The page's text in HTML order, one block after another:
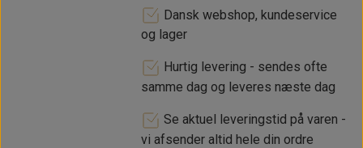
Dansk webshop, kundeservice
og lager
Hurtig levering - sendes ofte
samme dag og leveres næste dag
Se aktuel leveringstid på varen -
vi afsender altid hele din ordre